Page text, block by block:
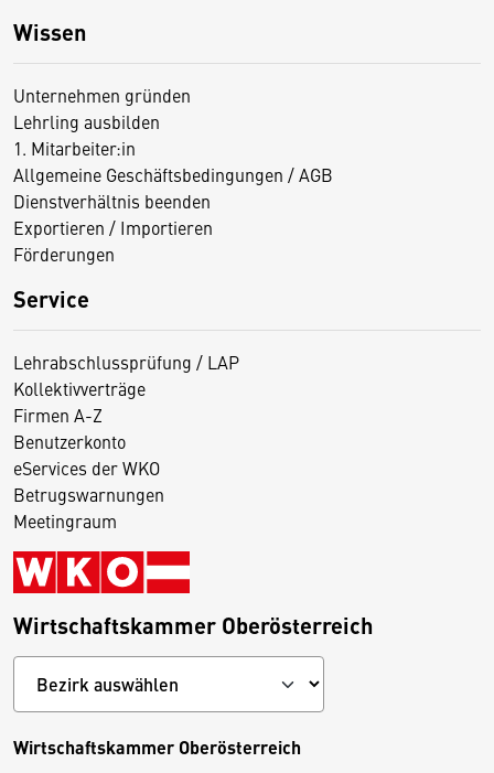
Wissen
Unternehmen gründen
Lehrling ausbilden
1. Mitarbeiter:in
Allgemeine Geschäftsbedingungen / AGB
Dienstverhältnis beenden
Exportieren / Importieren
Förderungen
Service
Lehrabschlussprüfung / LAP
Kollektivverträge
Firmen A-Z
Benutzerkonto
eServices der WKO
Betrugswarnungen
Meetingraum
Wirtschaftskammer Oberösterreich
Wirtschaftskammer Oberösterreich